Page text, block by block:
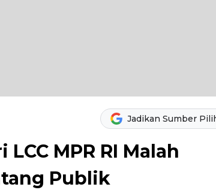
Jadikan Sumber
MPR RI Malah
Publik